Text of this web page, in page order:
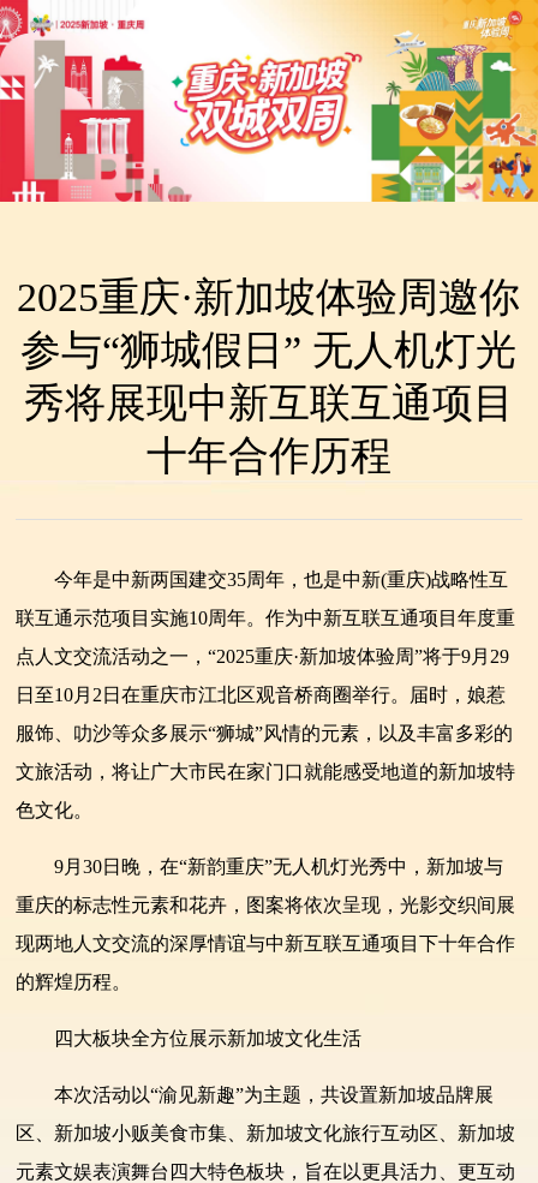
2025重庆·新加坡体验周邀你
参与“狮城假日” 无人机灯光
秀将展现中新互联互通项目
十年合作历程
今年是中新两国建交35周年，也是中新(重庆)战略性互
联互通示范项目实施10周年。作为中新互联互通项目年度重
点人文交流活动之一，“2025重庆·新加坡体验周”将于9月29
日至10月2日在重庆市江北区观音桥商圈举行。届时，娘惹
服饰、叻沙等众多展示“狮城”风情的元素，以及丰富多彩的
文旅活动，将让广大市民在家门口就能感受地道的新加坡特
色文化。
9月30日晚，在“新韵重庆”无人机灯光秀中，新加坡与
重庆的标志性元素和花卉，图案将依次呈现，光影交织间展
现两地人文交流的深厚情谊与中新互联互通项目下十年合作
的辉煌历程。
四大板块全方位展示新加坡文化生活
本次活动以“渝见新趣”为主题，共设置新加坡品牌展
区、新加坡小贩美食市集、新加坡文化旅行互动区、新加坡
元素文娱表演舞台四大特色板块，旨在以更具活力、更互动